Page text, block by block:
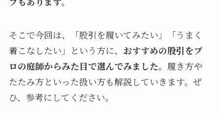
そこで今回は、「股引を履いてみたい」「うまく
着こなしたい」という方に、 おすすめの股引をプ
ロの庭師からみた目で選んでみました。 履き方や
たたみ方といった扱い方も解説していきます。ぜ
ひ、参考にしてください。